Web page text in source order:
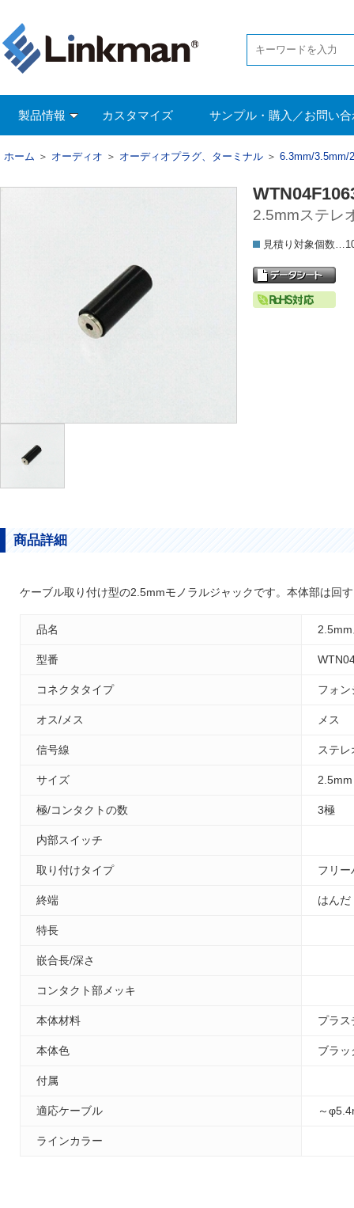
製品情報 カスタマイズ サンプル・購入／お問い
ホーム ＞ オーディオ ＞ オーディオプラグ、ターミナル ＞ 6.3mm/3.5mm/
2.5mmステレ
見積り対象個数
商品詳細
ケーブル取り付け型の2.5mmモノラルジャックです。本体部は回
品名
型番
コネクタタイプ フォン
オス/メス メス
信号線 ステレ
サイズ 2.5mm
極/コンタクトの数 3極
内部スイッチ
取り付けタイプ フリー
終端 はんだ
特長
嵌合長/深さ
コンタクト部メッキ
本体材料 プラス
本体色 ブラッ
付属
適応ケーブル ～
ラインカラー